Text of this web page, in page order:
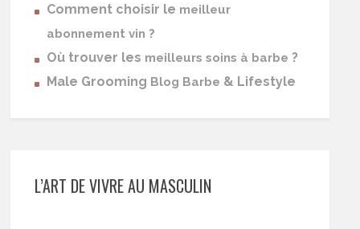
Comment choisir le meilleur
abonnement vin ?
Où trouver les meilleurs soins à barbe ?
Male Grooming Blog Barbe & Lifestyle
L’ART DE VIVRE AU MASCULIN